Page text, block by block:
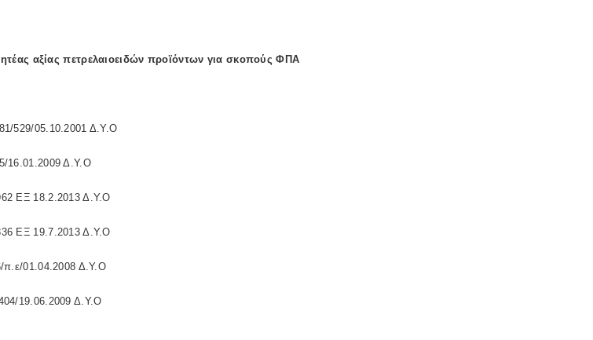
αξίας πετρελαιοειδών προϊόντων για σκοπούς ΦΠΑ
529/05.10.2001 Δ.Υ.Ο
16.01.2009 Δ.Υ.Ο
ΕΞ 18.2.2013 Δ.Υ.Ο
ΕΞ 19.7.2013 Δ.Υ.Ο
π.ε/01.04.2008 Δ.Υ.Ο
19.06.2009 Δ.Υ.Ο